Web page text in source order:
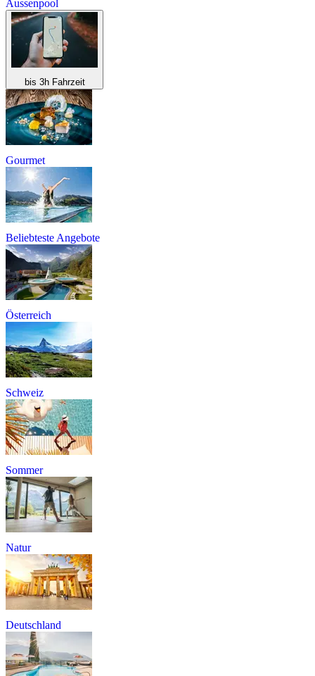
Aussenpool
bis 3h Fahrzeit
Gourmet
Beliebteste Angebote
Österreich
Schweiz
Sommer
Natur
Deutschland